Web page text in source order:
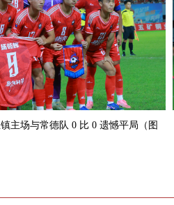
主场与常德队 0 比 0 遗憾平局（图